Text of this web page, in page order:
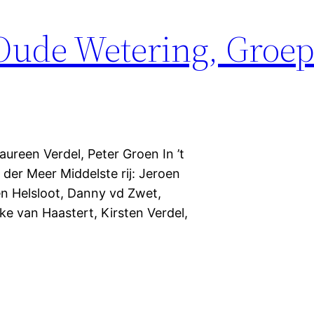
Wetering,
Verdel, Peter Groen In ’t
Meer Middelste rij: Jeroen
Helsloot, Danny vd Zwet,
van Haastert, Kirsten Verdel,